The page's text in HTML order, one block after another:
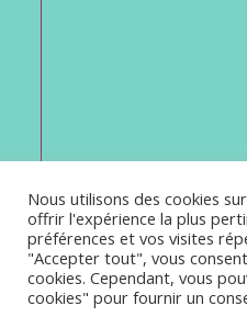
Nous utilisons des cookies
offrir l'expérience la plus
préférences et vos visites
"Accepter tout", vous
cookies. Cependant, vous
cookies" pour fournir un